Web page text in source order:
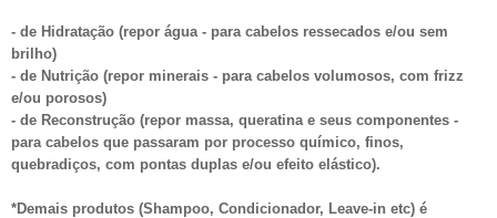
- de Hidratação (repor água - para cabelos ressecados e/ou sem
brilho)
- de Nutrição (repor minerais - para cabelos volumosos, com frizz
e/ou porosos)
- de Reconstrução (repor massa, queratina e seus componentes -
para cabelos que passaram por processo químico, finos,
quebradiços, com pontas duplas e/ou efeito elástico).
*Demais produtos (Shampoo, Condicionador, Leave-in etc) é